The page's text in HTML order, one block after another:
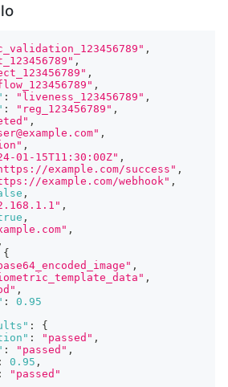
,
,
,
,
: "liveness_123456789" ,
: "reg_123456789" ,
,
,
,
01-15T11:30:00Z" ,
example.com/success" ,
example.com/webhook" ,
,
,
,
,
,
{
,
,
,
:
0.95
:
{
: "passed" ,
: "passed" ,
: 0.95 ,
:
"passed"